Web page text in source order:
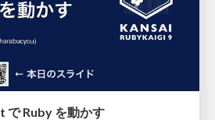
で Ruby を動かす